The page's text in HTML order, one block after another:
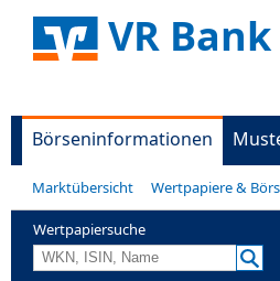
VR
Börseninformationen
Marktübersicht Wertpapiere &
Wertpapiersuche